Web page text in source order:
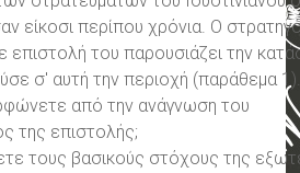
είκοσι περίπου χρόνια. Ο
επιστολή του παρουσιάζει την
σ' αυτή την περιοχή (παράθεμα
από την ανάγνωση του
της επιστολής;
τους βασικούς στόχους της